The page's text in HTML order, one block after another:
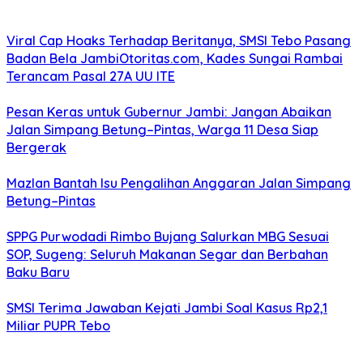
Viral Cap Hoaks Terhadap Beritanya, SMSI Tebo Pasang
Badan Bela JambiOtoritas.com, Kades Sungai Rambai
Terancam Pasal 27A UU ITE
Pesan Keras untuk Gubernur Jambi: Jangan Abaikan
Jalan Simpang Betung–Pintas, Warga 11 Desa Siap
Bergerak
Mazlan Bantah Isu Pengalihan Anggaran Jalan Simpang
Betung–Pintas
SPPG Purwodadi Rimbo Bujang Salurkan MBG Sesuai
SOP, Sugeng: Seluruh Makanan Segar dan Berbahan
Baku Baru
SMSI Terima Jawaban Kejati Jambi Soal Kasus Rp2,1
Miliar PUPR Tebo